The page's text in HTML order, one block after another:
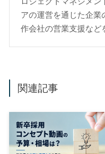
アの運営を通じた企業
作会社の営業支援など
関連記事